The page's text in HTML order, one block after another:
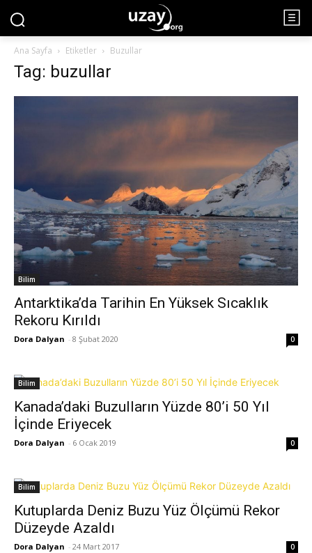
Ana Sayfa Etiketler Buzullar
Tag: buzullar
Bilim
Antarktika’da Tarihin En Yüksek Sıcaklık
Rekoru Kırıldı
Dora Dalyan - 8 Şubat 2020 0
Bilim
Kanada’daki Buzulların Yüzde 80’i 50 Yıl
İçinde Eriyecek
Dora Dalyan - 6 Ocak 2019 0
Bilim
Kutuplarda Deniz Buzu Yüz Ölçümü Rekor
Düzeyde Azaldı
Dora Dalyan - 24 Mart 2017 0